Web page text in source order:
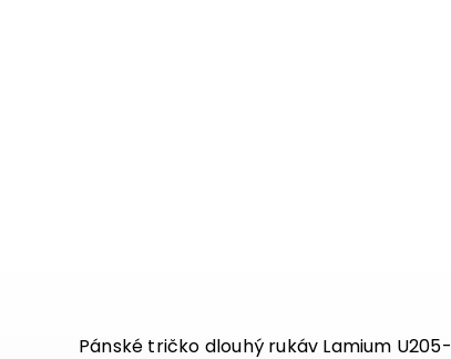
Pánské tričko dlouhý rukáv Lamium U205-